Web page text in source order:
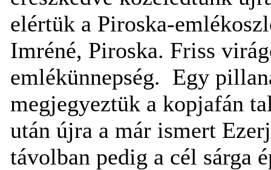
elértük a Piroska-
Imréné, Piroska. Friss
emlékünnepség. Egy
megjegyeztük a kopjafán
után újra a már ismert
távolban pedig a cél sárga